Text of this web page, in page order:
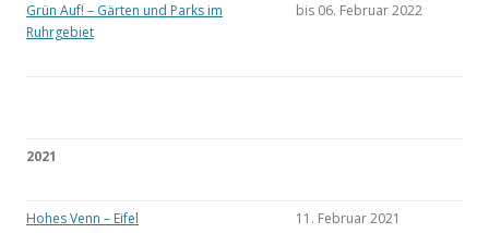
Grün Auf! – Gärten und Parks im
Ruhrgebiet
bis 06. Februar 2022
2021
Hohes Venn – Eifel 11. Februar 2021